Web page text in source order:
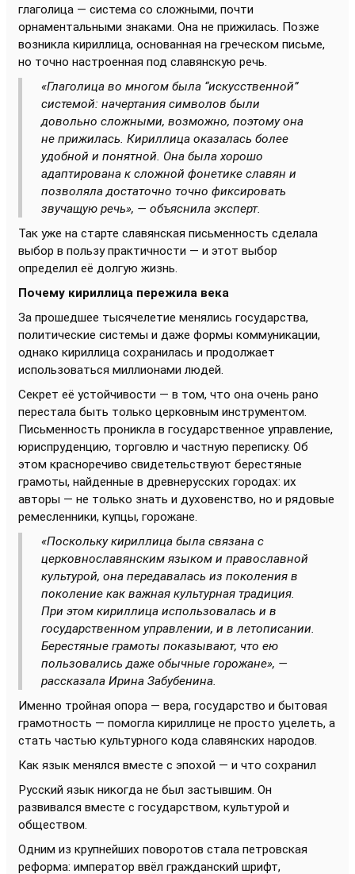
глаголица — система со сложными, почти
орнаментальными знаками. Она не прижилась. Позже
возникла кириллица, основанная на греческом письме,
но точно настроенная под славянскую речь.
«Глаголица во многом была “искусственной”
системой: начертания символов были
довольно сложными, возможно, поэтому она
не прижилась. Кириллица оказалась более
удобной и понятной. Она была хорошо
адаптирована к сложной фонетике славян и
позволяла достаточно точно фиксировать
звучащую речь», — объяснила эксперт.
Так уже на старте славянская письменность сделала
выбор в пользу практичности — и этот выбор
определил её долгую жизнь.
Почему кириллица пережила века
За прошедшее тысячелетие менялись государства,
политические системы и даже формы коммуникации,
однако кириллица сохранилась и продолжает
использоваться миллионами людей.
Секрет её устойчивости — в том, что она очень рано
перестала быть только церковным инструментом.
Письменность проникла в государственное управление,
юриспруденцию, торговлю и частную переписку. Об
этом красноречиво свидетельствуют берестяные
грамоты, найденные в древнерусских городах: их
авторы — не только знать и духовенство, но и рядовые
ремесленники, купцы, горожане.
«Поскольку кириллица была связана с
церковнославянским языком и православной
культурой, она передавалась из поколения в
поколение как важная культурная традиция.
При этом кириллица использовалась и в
государственном управлении, и в летописании.
Берестяные грамоты показывают, что ею
пользовались даже обычные горожане», —
рассказала Ирина Забубенина.
Именно тройная опора — вера, государство и бытовая
грамотность — помогла кириллице не просто уцелеть, а
стать частью культурного кода славянских народов.
Как язык менялся вместе с эпохой — и что сохранил
Русский язык никогда не был застывшим. Он
развивался вместе с государством, культурой и
обществом.
Одним из крупнейших поворотов стала петровская
реформа: император ввёл гражданский шрифт,